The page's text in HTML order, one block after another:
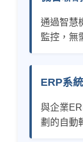
通過智慧
監控，無
ERP系
與企業
劃的自動